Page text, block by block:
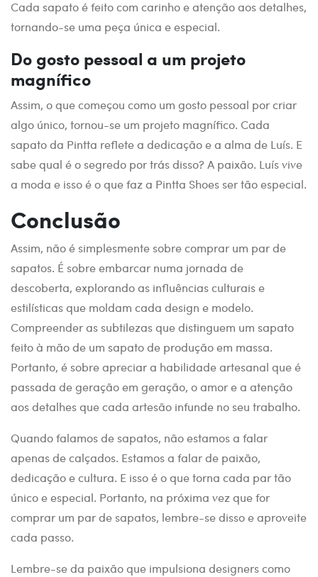
Cada sapato é feito com carinho e atenção aos detalhes,
tornando-se uma peça única e especial.
Do gosto pessoal a um projeto
magnífico
Assim, o que começou como um gosto pessoal por criar
algo único, tornou-se um projeto magnífico. Cada
sapato da Pintta reflete a dedicação e a alma de Luís. E
sabe qual é o segredo por trás disso? A paixão. Luís vive
a moda e isso é o que faz a Pintta Shoes ser tão especial.
Conclusão
Assim, não é simplesmente sobre comprar um par de
sapatos. É sobre embarcar numa jornada de
descoberta, explorando as influências culturais e
estilísticas que moldam cada design e modelo.
Compreender as subtilezas que distinguem um sapato
feito à mão de um sapato de produção em massa.
Portanto, é sobre apreciar a habilidade artesanal que é
passada de geração em geração, o amor e a atenção
aos detalhes que cada artesão infunde no seu trabalho.
Quando falamos de sapatos, não estamos a falar
apenas de calçados. Estamos a falar de paixão,
dedicação e cultura. E isso é o que torna cada par tão
único e especial. Portanto, na próxima vez que for
comprar um par de sapatos, lembre-se disso e aproveite
cada passo.
Lembre-se da paixão que impulsiona designers como